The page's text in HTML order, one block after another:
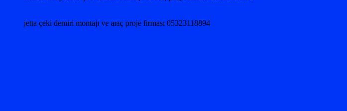
jetta çeki demiri montajı ve araç proje firması 05323118894